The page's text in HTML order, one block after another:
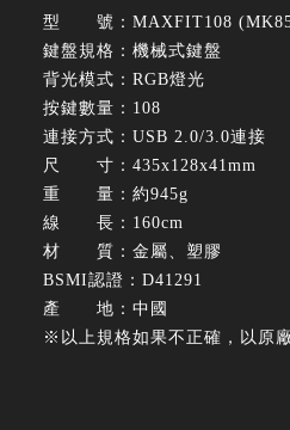
型 號：MAXFIT108
鍵盤規格：機械式鍵盤
背光模式：RGB燈光
按鍵數量：108
連接方式：USB 2.0/3.0連接
尺 寸：435x128x41mm
重 量：約945g
線 長：160cm
材 質：金屬、塑膠
BSMI認證：D41291
產 地：中國
※以上規格如果不正確，以原